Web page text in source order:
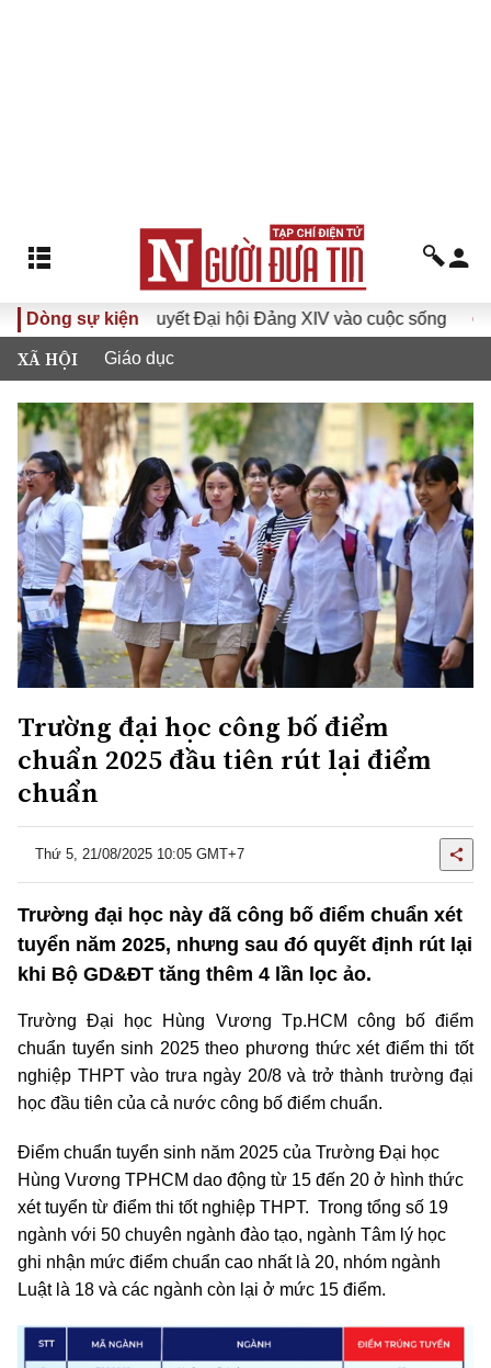
Dòng sự kiện
Đưa Nghị quyết Đại hội Đảng XIV vào cuộc sống Hướng
XÃ HỘI Giáo dục
Trường đại học công bố điểm
chuẩn 2025 đầu tiên rút lại điểm
chuẩn
Thứ 5, 21/08/2025 10:05 GMT+7
Trường đại học này đã công bố điểm chuẩn xét
tuyển năm 2025, nhưng sau đó quyết định rút lại
khi Bộ GD&ĐT tăng thêm 4 lần lọc ảo.
Trường Đại học Hùng Vương Tp.HCM công bố điểm
chuẩn tuyển sinh 2025 theo phương thức xét điểm thi tốt
nghiệp THPT vào trưa ngày 20/8 và trở thành trường đại
học đầu tiên của cả nước công bố điểm chuẩn.
Điểm chuẩn tuyển sinh năm 2025 của Trường Đại học
Hùng Vương TPHCM dao động từ 15 đến 20 ở hình thức
xét tuyển từ điểm thi tốt nghiệp THPT. Trong tổng số 19
ngành với 50 chuyên ngành đào tạo, ngành Tâm lý học
ghi nhận mức điểm chuẩn cao nhất là 20, nhóm ngành
Luật là 18 và các ngành còn lại ở mức 15 điểm.